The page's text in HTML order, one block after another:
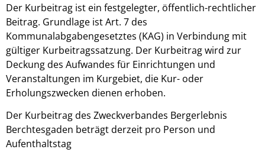
Der Kurbeitrag ist ein festgelegter, öffentlich-rechtlicher
Beitrag. Grundlage ist Art. 7 des
Kommunalabgabengesetztes (KAG) in Verbindung mit
gültiger Kurbeitragssatzung. Der Kurbeitrag wird zur
Deckung des Aufwandes für Einrichtungen und
Veranstaltungen im Kurgebiet, die Kur- oder
Erholungszwecken dienen erhoben.
Der Kurbeitrag des Zweckverbandes Bergerlebnis
Berchtesgaden beträgt derzeit pro Person und
Aufenthaltstag